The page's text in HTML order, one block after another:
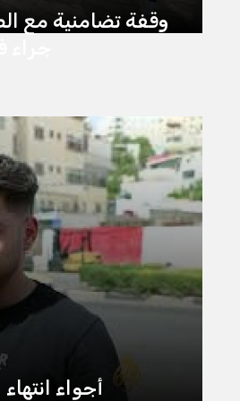
وقفة تضامنية مع
أجواء انتهاء